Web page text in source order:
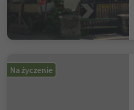
Na życzenie